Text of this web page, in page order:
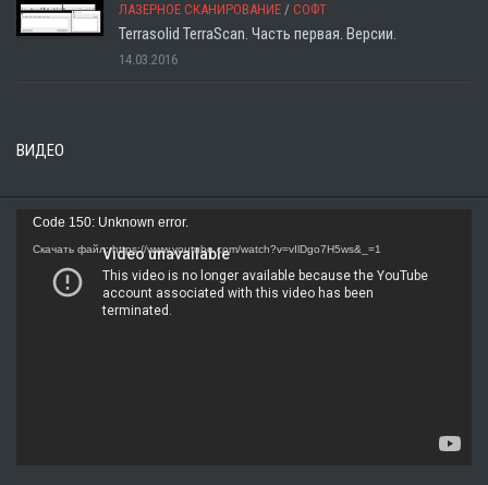
ЛАЗЕРНОЕ СКАНИРОВАНИЕ / СОФТ
Terrasolid TerraScan. Часть первая. Версии.
14.03.2016
ВИДЕО
Видеоплеер
Code 150: Unknown error.
Скачать файл: https://www.youtube.com/watch?v=vIlDgo7H5ws&_=1